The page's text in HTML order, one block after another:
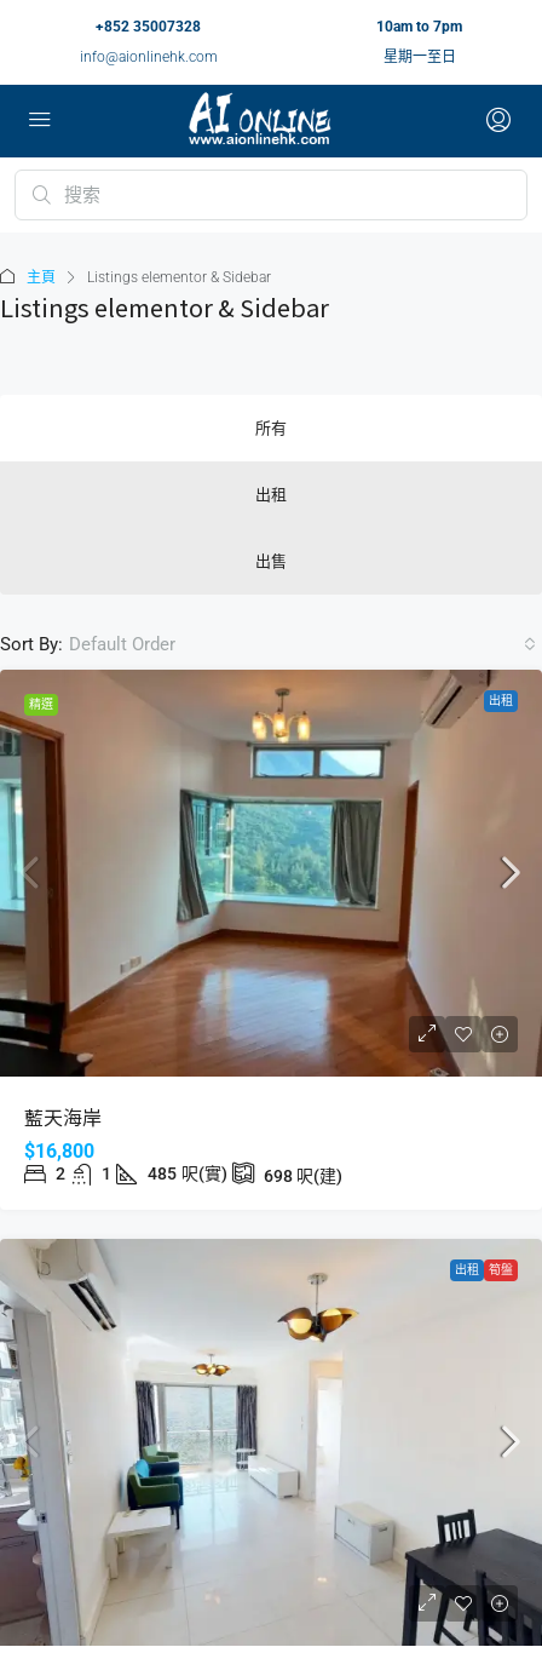
+852 35007328
info@aionlinehk.com
10am to 7pm
星期一至日
主頁 Listings elementor & Sidebar
Listings elementor & Sidebar
所有
出租
出售
Sort By: Default Order
精選 出租
藍天海岸
$16,800
2 1 485 呎(實) 698 呎(建)
出租 筍盤